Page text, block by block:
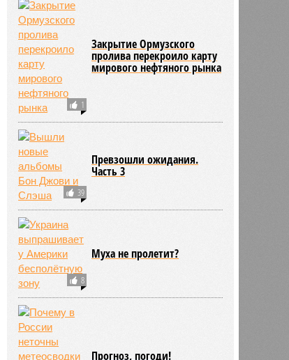
1
Закрытие Ормузского
пролива перекроило карту
мирового нефтяного рынка
39
Превзошли ожидания.
Часть 3
8
Муха не пролетит?
Прогноз, погоди!